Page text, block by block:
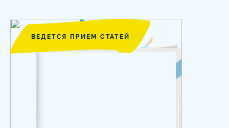
ВЕДЕТСЯ ПРИЕМ СТАТЕЙ